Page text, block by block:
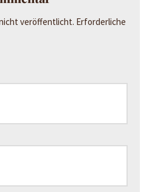
veröffentlicht. Erforderliche